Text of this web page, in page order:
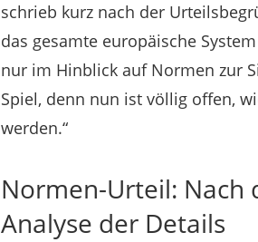
schrieb kurz nach der
das gesamte europäische
nur im Hinblick auf Normen zur
Spiel, denn nun ist völlig offen,
werden.“
Normen-Urteil: Nach
Analyse der Details